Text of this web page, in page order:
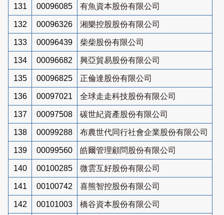
131 00096085 有魚資本股份有限公司
132 00096326 湘樂控股股份有限公司
133 00096439 柴柴股份有限公司
134 00096682 興亞貿易股份有限公司
135 00096825 正倫達股份有限公司
136 00097021 全球走走科技股份有限公司
137 00097508 碳世紀資產股份有限公司
138 00099288 布農世代同行社會企業股份有限公司
139 00099560 皓爾管理顧問股份有限公司
140 00100285 微雲互好股份有限公司
141 00100742 喜熊智控股份有限公司
142 00101003 橋谷資本股份有限公司